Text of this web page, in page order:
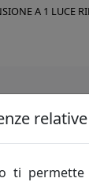
A 1 LUCE
ti